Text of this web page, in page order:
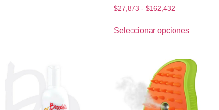
$27,873 - $162,432
Seleccionar opciones